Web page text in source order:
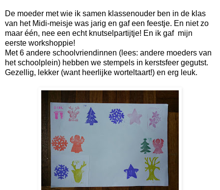
De moeder met wie ik samen klassenouder ben in de klas
van het Midi-meisje was jarig en gaf een feestje. En niet zo
maar één, nee een echt knutselpartijtje! En ik gaf mijn
eerste workshoppie!
Met 6 andere schoolvriendinnen (lees: andere moeders van
het schoolplein) hebben we stempels in kerstsfeer gegutst.
Gezellig, lekker (want heerlijke worteltaart!) en erg leuk.